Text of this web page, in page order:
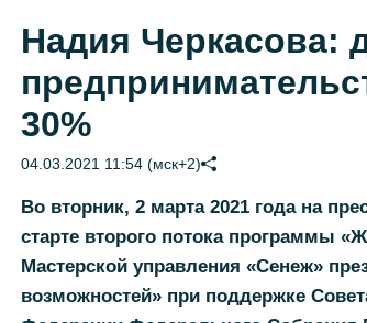
Надия Черкасова:
30%
04.03.2021 11:54 (мск+2)
Во вторник, 2 марта 2021 года на
старте второго потока программы
Мастерской управления «Сенеж»
возможностей» при поддержке